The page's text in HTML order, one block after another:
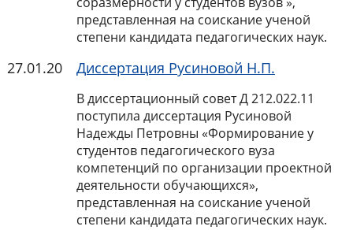
представленная на соискание ученой
степени кандидата педагогических наук.
27.01.20 Диссертация Русиновой Н.П.
В диссертационный совет Д 212.022.11
поступила диссертация Русиновой
Надежды Петровны «Формирование у
студентов педагогического вуза
компетенций по организации проектной
деятельности обучающихся»,
представленная на соискание ученой
степени кандидата педагогических наук.